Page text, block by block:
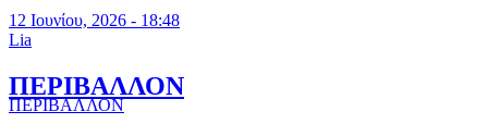
12 Ιουνίου, 2026 - 18:48
Lia
ΠΕΡΙΒΑΛΛΟΝ
ΠΕΡΙΒΑΛΛΟΝ